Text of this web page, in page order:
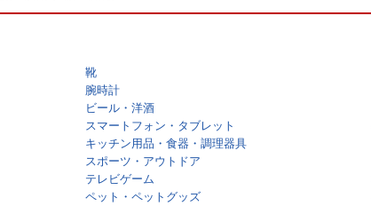
靴
腕時計
ビール・洋酒
スマートフォン・タブレット
キッチン用品・食器・調理器具
スポーツ・アウトドア
テレビゲーム
ペット・ペットグッズ